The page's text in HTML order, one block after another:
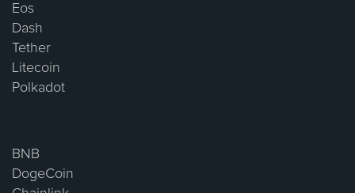
Eos
Dash
Tether
Litecoin
Polkadot
BNB
DogeCoin